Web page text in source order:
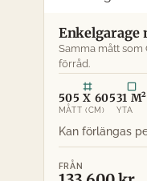
Enkelgarage
Samma mått
förråd.
505 X 605
MÅTT (CM)
31 M²
YTA
FRÅN